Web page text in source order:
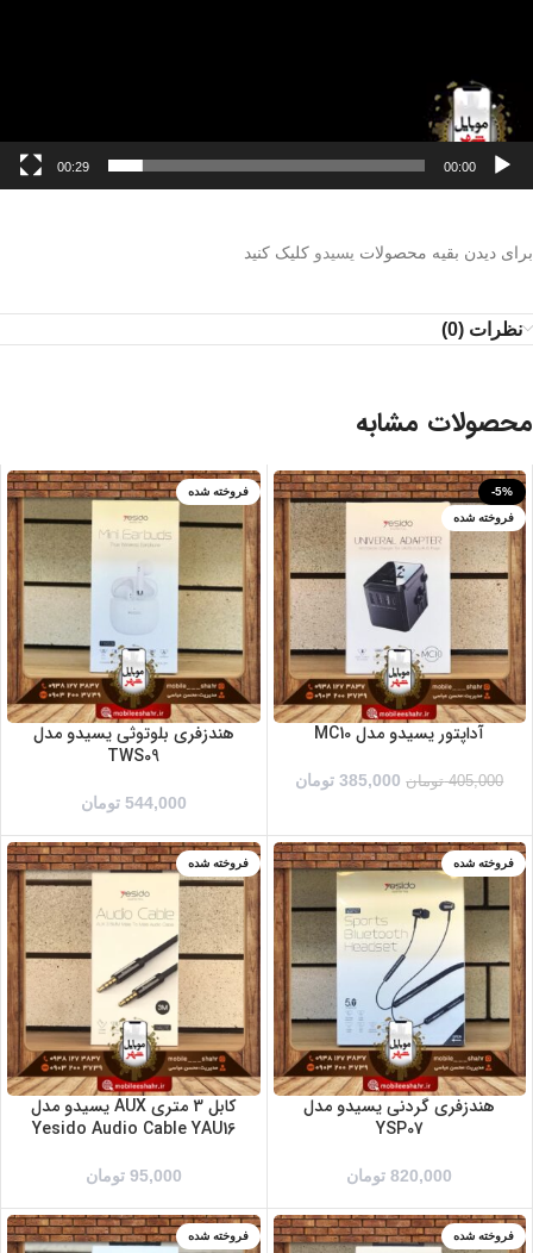
00:00
00:29
برای دیدن بقیه محصولات یسیدو کلیک کنید
نظرات (0)
محصولات مشابه
-5%
فروخته شده
آداپتور یسیدو مدل MC10
405,000 تومان 385,000 تومان
فروخته شده
هندزفری بلوتوثی یسیدو مدل
TWS09
544,000 تومان
فروخته شده
هندزفری گردنی یسیدو مدل
YSP07
820,000 تومان
فروخته شده
کابل 3 متری AUX یسیدو مدل
Yesido Audio Cable YAU16
95,000 تومان
فروخته شده فروخته شده